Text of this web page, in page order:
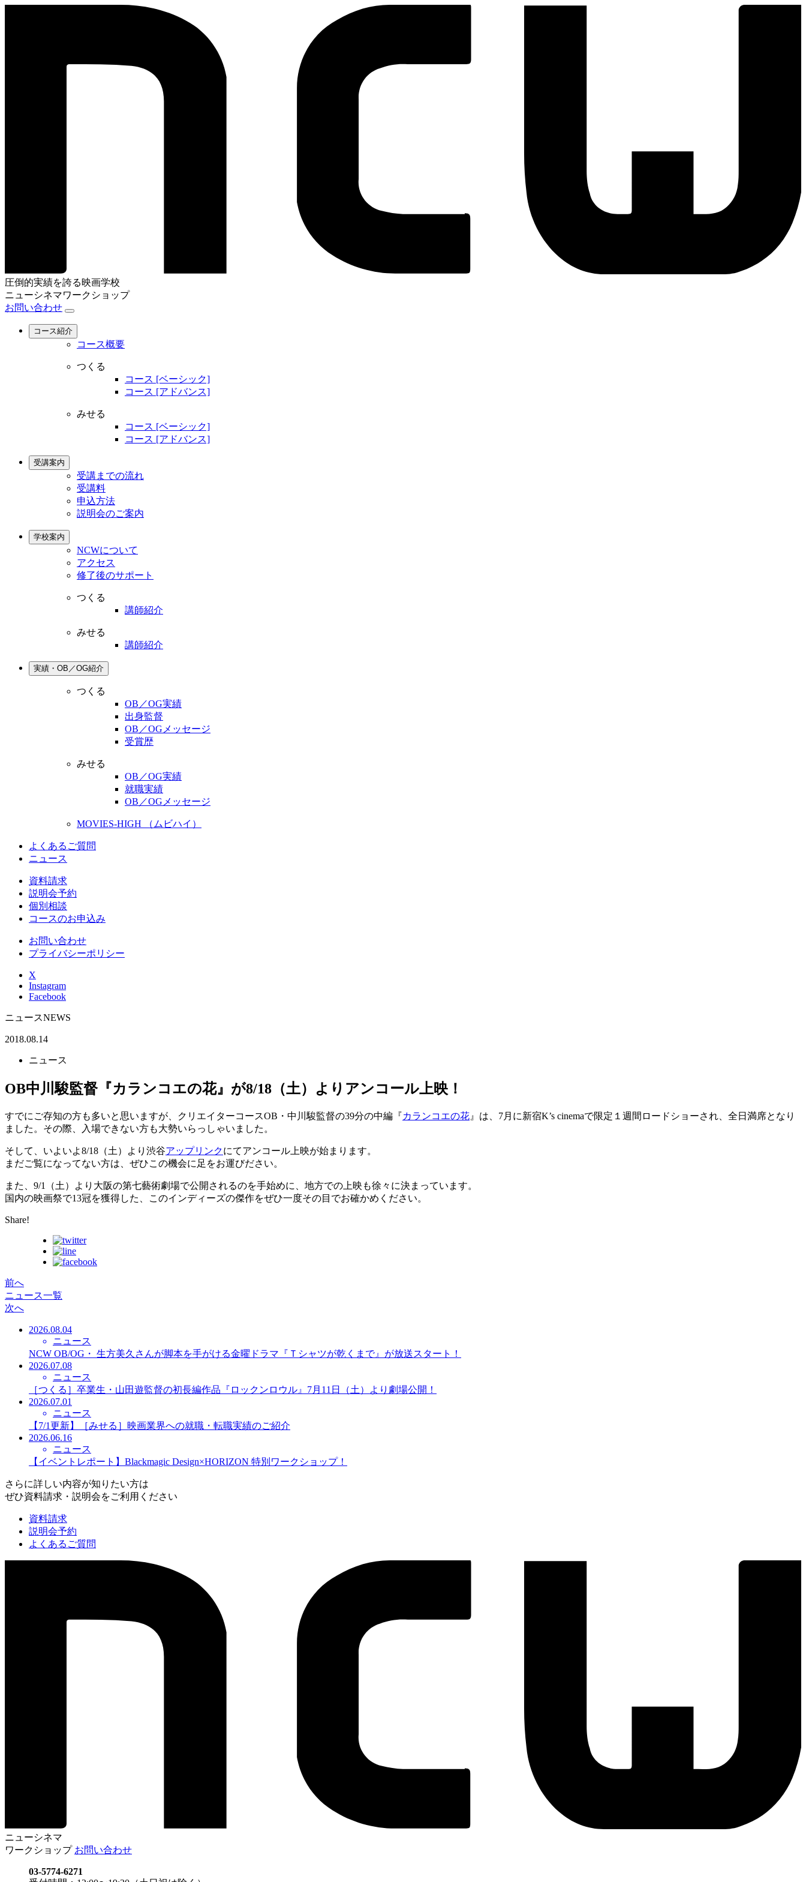
圧倒的実績を誇る映画学校
ニューシネマワークショップ
お問い合わせ
コース紹介
コース概要
つくる
コース [ベーシック]
コース [アドバンス]
みせる
コース [ベーシック]
コース [アドバンス]
受講案内
受講までの流れ
受講料
申込方法
説明会のご案内
学校案内
NCWについて
アクセス
修了後のサポート
つくる
講師紹介
みせる
講師紹介
実績・OB／OG紹介
つくる
OB／OG実績
出身監督
OB／OGメッセージ
受賞歴
みせる
OB／OG実績
就職実績
OB／OGメッセージ
MOVIES-HIGH （ムビハイ）
よくあるご質問
ニュース
資料請求
説明会予約
個別相談
コースのお申込み
お問い合わせ
プライバシーポリシー
X
Instagram
Facebook
ニュースNEWS
2018.08.14
ニュース
OB中川駿監督『カランコエの花』が8/18（土）よりアンコール上映！
すでにご存知の方も多いと思いますが、クリエイターコースOB・中川駿監督の39分の中編『カランコエの花 』は、7月に新宿K’s cinemaで限定１週間ロードショーされ、全日満席となり
ました。その際、入場できない方も大勢いらっしゃいました。
そして、いよいよ8/18（土）より渋谷アップリンクにてアンコール上映が始まります。
まだご覧になってない方は、ぜひこの機会に足をお運びださい。
また、9/1（土）より大阪の第七藝術劇場で公開されるのを手始めに、地方での上映も徐々に決まっています。
国内の映画祭で13冠を獲得した、このインディーズの傑作をぜひ一度その目でお確かめください。
Share!
前へ
ニュース一覧
次へ
2026.08.04
ニュース
NCW OB/OG・ 生方美久さんが脚本を手がける金曜ドラマ『Ｔシャツが乾くまで』が放送スタート！
2026.07.08
ニュース
［つくる］卒業生・山田遊監督の初長編作品『ロックンロウル』7月11日（土）より劇場公開！
2026.07.01
ニュース
【7/1更新】［みせる］映画業界への就職・転職実績のご紹介
2026.06.16
ニュース
【イベントレポート】Blackmagic Design×HORIZON 特別ワークショップ！
さらに詳しい内容が知りたい方は
ぜひ資料請求・説明会をご利用ください
資料請求
説明会予約
よくあるご質問
ニューシネマ
ワークショップ お問い合わせ
03-5774-6271